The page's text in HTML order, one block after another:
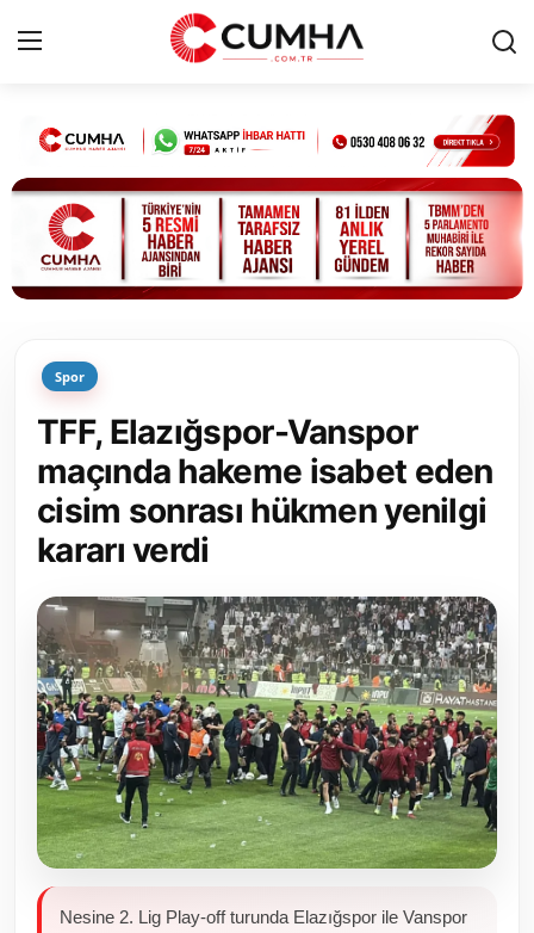
Kurumsal
Cumhurbaşkanlığı
Bakanlıklar
Siyasi Partiler
Yerel Yönetimler
Mülki İdare
Toplum ve Yaşam
Sivil Toplum Kuruluşları
Kamu Kurumları ve Üst Kurullar
Resmi Reklamlar
Spor
TFF, Elazığspor-Vanspor
maçında hakeme isabet eden
cisim sonrası hükmen yenilgi
kararı verdi
Nesine 2. Lig Play-off turunda Elazığspor ile Vanspor